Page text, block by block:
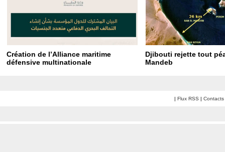
Création de l’Alliance maritime
défensive multinationale
Djibouti rejette tout
Mandeb
| Flux RSS | Contacts